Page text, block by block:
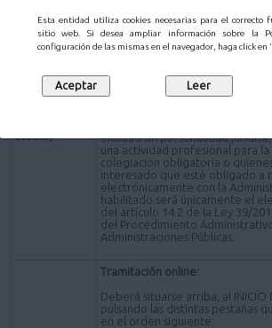
Esta entidad utiliza cookies necesarias para el correcto
sitio web. Si desea ampliar información sobre la
configuración de las mismas en el navegador, haga click en
acceso)
cualquiera de los sujetos a los
artículo 2.1. de la Ley 39/2015
Procedimiento Administrativo
Administraciones Públicas.
- Y Telemáticamente a través
del apartado "Tramitar Ahora".
entidad sin personalidad
una actividad profesional para
colegiación obligatoria o
interesado que esté obligado a
electrónicamente con la
habilitado será únicamente el
del artículo 14.2 de la Ley 39/
del Procedimiento
Administraciones Públicas.
Tramitación online:
Deberá situarse arriba, al INICIO
pulsando las distintas pestañas
en el orden siguiente: